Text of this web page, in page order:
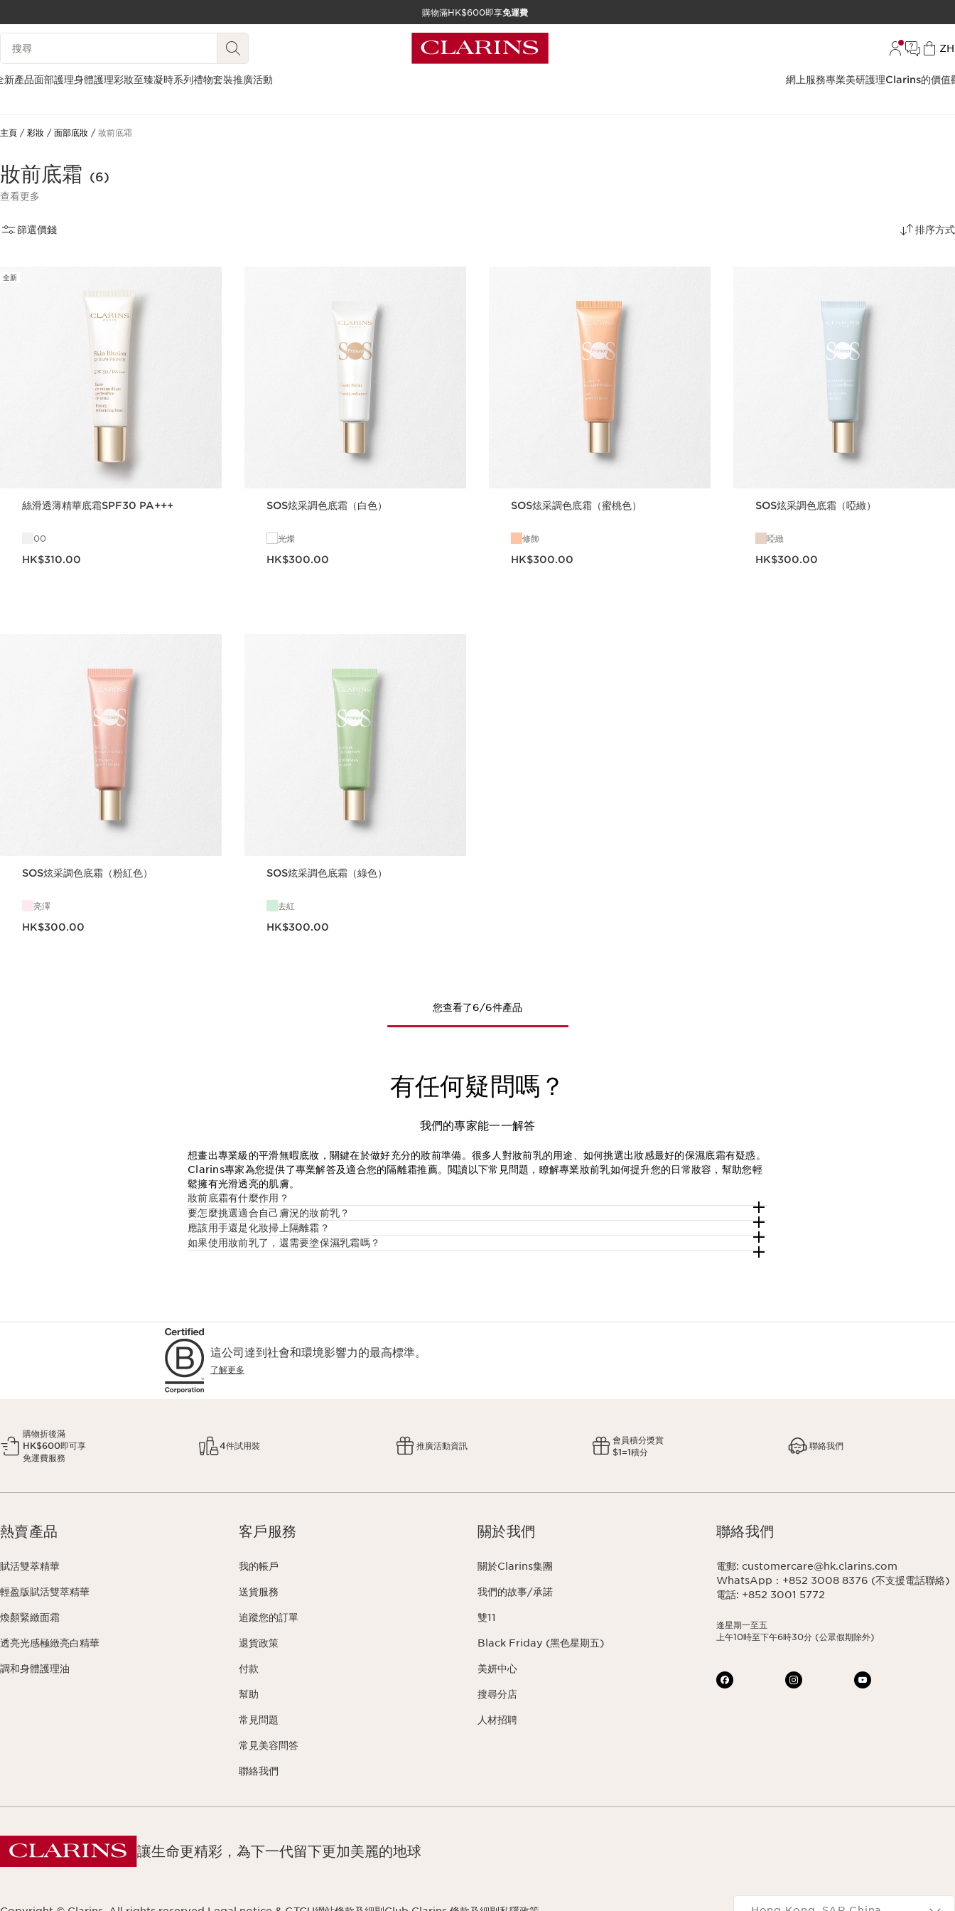
跳至內容
購物滿HK$600即享免運費
搜尋內容說明
語言
ZH
新產品面部護理身體護理彩妝至臻凝時系列禮物套裝推廣活動 網上服務專業美研護理Clarins的價值
主頁 彩妝 面部底妝 妝前底霜
妝前底霜 (6)
查看更多
篩選價錢 排序方式
全新
絲滑透薄精華底霜SPF30 PA+++
00
HK$310.00
SOS炫采調色底霜（白色）
光燦
HK$300.00
SOS炫采調色底霜（蜜桃色）
修飾
HK$300.00
SOS炫采調色底霜（啞緻）
啞緻
HK$300.00
SOS炫采調色底霜（粉紅色）
亮澤
HK$300.00
SOS炫采調色底霜（綠色）
去紅
HK$300.00
您查看了6/6件產品
有任何疑問嗎？
我們的專家能一一解答
想畫出專業級的平滑無暇底妝，關鍵在於做好充分的妝前準備。很多人對妝前乳的用途、如何挑選出妝感最好的保濕底霜有疑惑。
Clarins專家為您提供了專業解答及適合您的隔離霜推薦。閲讀以下常見問題，瞭解專業妝前乳如何提升您的日常妝容，幫助您輕
鬆擁有光滑透亮的肌膚。
妝前底霜有什麼作用？
要怎麼挑選適合自己膚況的妝前乳？
應該用手還是化妝掃上隔離霜？
如果使用妝前乳了，還需要塗保濕乳霜嗎？
這公司達到社會和環境影響力的最高標準。
了解更多
購物折後滿
HK$600即可享
免運費服務
4件試用裝 推廣活動資訊
會員積分獎賞
$1=1積分
聯絡我們
熱賣產品
賦活雙萃精華
輕盈版賦活雙萃精華
煥顏緊緻面霜
透亮光感極緻亮白精華
調和身體護理油
客戶服務
我的帳戶
送貨服務
追蹤您的訂單
退貨政策
付款
幫助
常見問題
常見美容問答
聯絡我們
關於我們
關於Clarins集團
我們的故事/承諾
雙11
Black Friday (黑色星期五)
美妍中心
搜尋分店
人材招聘
聯絡我們
電郵: customercare@hk.clarins.com
WhatsApp：+852 3008 8376 (不支援電話聯絡)
電話: +852 3001 5772
逢星期一至五
上午10時至下午6時30分 (公眾假期除外)
讓生命更精彩，為下一代留下更加美麗的地球
Navigates to